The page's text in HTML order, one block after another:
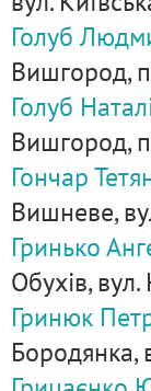
Голуб
Вишгород,
Голуб
Вишгород,
Гончар
Вишневе,
Гринько
Обухів,
Гринюк
Бородянка,